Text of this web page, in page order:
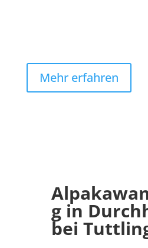
Mehr erfahren
g in
bei